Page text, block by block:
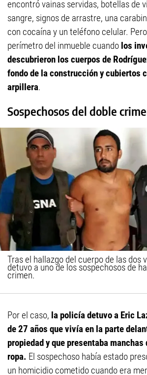
encontró vainas servidas, botellas de
sangre, signos de arrastre, una
con cocaína y un teléfono celular.
perímetro del inmueble cuando los
descubrieron los cuerpos de
fondo de la construcción y cubiertos
arpillera.
Sospechosos del doble
Tras el hallazgo del cuerpo de las dos
detuvo a uno de los sospechosos de
crimen.
Por el caso, la policía detuvo a Eric
de 27 años que vivía en la parte
propiedad y que presentaba manchas
ropa. El sospechoso había estado
un homicidio cometido cuando era